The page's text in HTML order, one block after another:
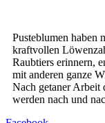
Pusteblumen haben
kraftvollen
Raubtiers erinnern,
mit anderen ganze
Nach getaner
werden nach und